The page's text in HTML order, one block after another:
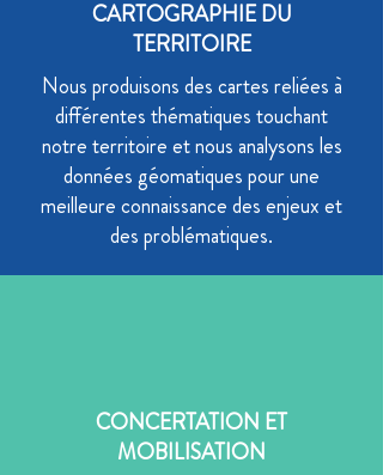
CARTOGRAPHIE DU
TERRITOIRE
Nous produisons des cartes reliées à
différentes thématiques touchant
notre territoire et nous analysons les
données géomatiques pour une
meilleure connaissance des enjeux et
des problématiques.
CONCERTATION ET
MOBILISATION